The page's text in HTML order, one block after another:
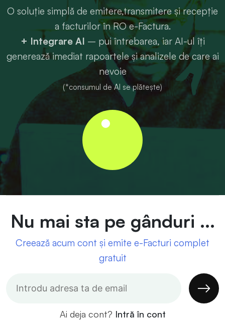
O soluție simplă de emitere,transmitere și recepție
a facturilor în RO e-Factura.
+ Integrare AI – pui întrebarea, iar AI-ul îți
generează imediat rapoartele și analizele de care ai
nevoie
(*consumul de AI se plătește)
Nu mai sta pe gânduri ...
Creează acum cont și emite e-Facturi complet
gratuit
Ai deja cont? Intră în cont